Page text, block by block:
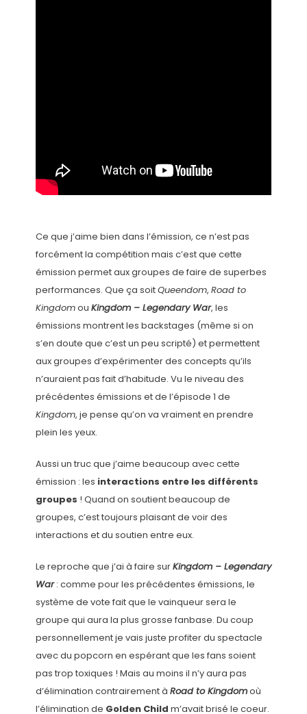
Ce que j’aime bien dans l’émission, ce n’est pas
forcément la compétition mais c’est que cette
émission permet aux groupes de faire de superbes
performances. Que ça soitQueendom, Road to
Kingdomou Kingdom – Legendary War, les
émissions montrent les backstages (même si on
s’en doute que c’est un peu scripté) et permettent
aux groupes d’expérimenter des concepts qu’ils
n’auraient pas fait d’habitude. Vu le niveau des
précédentes émissions et de l’épisode 1 de
Kingdom, je pense qu’on va vraiment en prendre
plein les yeux.
Aussi un truc que j’aime beaucoup avec cette
émission : les interactions entre les différents
groupes ! Quand on soutient beaucoup de
groupes, c’est toujours plaisant de voir des
interactions et du soutien entre eux.
Le reproche que j’ai à faire surKingdom – Legendary
War: comme pour les précédentes émissions, le
système de vote fait que le vainqueur sera le
groupe qui aura la plus grosse fanbase. Du coup
personnellement je vais juste profiter du spectacle
avec du popcorn en espérant que les fans soient
pas trop toxiques ! Mais au moins il n’y aura pas
d’élimination contrairement à Road to Kingdomoù
l’élimination de Golden Child m’avait brisé le coeur.